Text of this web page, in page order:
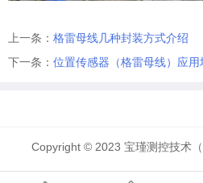
上一条： 格雷母线几种封装方式介绍
下一条： 位置传感器（格雷母线）应
Copyright © 2023 宝瑾测控技术